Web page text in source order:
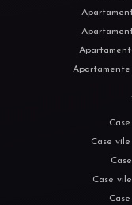
Case
Case